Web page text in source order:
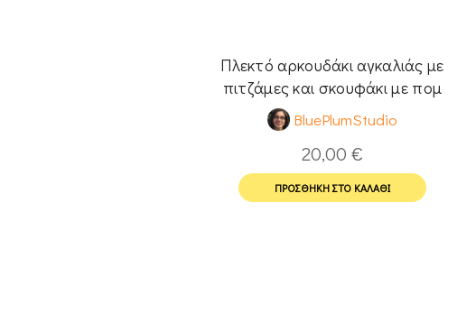
Πλεκτό αρκουδάκι αγκαλιάς με
πιτζάμες και σκουφάκι με πομ
πομ
BluePlumStudio
20,00 €
ΠΡΟΣΘΉΚΗ ΣΤΟ ΚΑΛΆΘΙ